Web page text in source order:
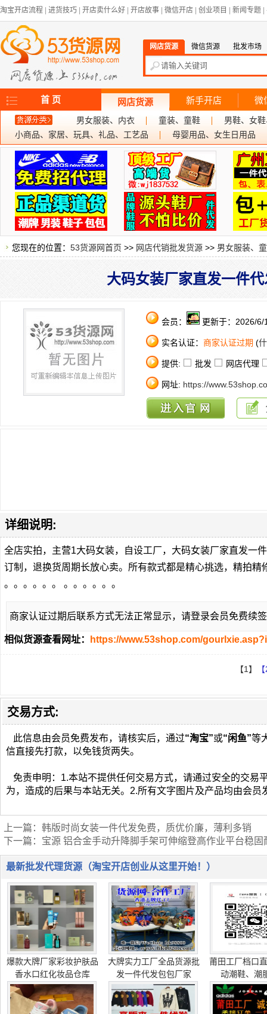
淘宝开店流程 进货技巧 开店卖什么好 开店故事 微信开店 创业项目 新闻专题
网店货源 微信货源 批发市场
首 页 网店货源 新手开店 微
男女服装、内衣 童装、童鞋
男鞋、女
小商品、家居、玩具、礼品、工艺品
母婴用品、女生日用品
您现在的位置： 53货源网首页 >> 网店代销批发货源 >> 男女服装、
大码女装厂家直发一件
会员： 更新于：2026/
实名认证： 商家认证过期 (
提供: 批发 网店代理
网址: https://
详细说明:
全店实拍，主营1大码女装，自设工厂，大码女装厂家直发一
订制，退换货周期长放心卖。所有款式都是精心挑选，精拍
。。。。。。 。。。。。。
商家认证过期后联系方式无法正常显示，请登录会员免费续
相似货源查看网址： https://www.53shop.com/
【1】
交易方式:
此信息由会员免费发布，请核实后，通过“淘宝”或“闲鱼”等
信直接先打款，以免钱货两失。
免责申明：1.本站不提供任何交易方式，请通过安全的交易
为，造成的后果与本站无关。2.所有文字图片及产品均由会
上一篇： 韩版时尚女装一件代发免费，质优价廉，薄利多销
下一篇： 宝源 铝合金手动升降脚手架可伸缩登高作业平台稳固
最新批发代理货源（淘宝开店创业从这里开始！）
爆款大牌厂家彩妆护肤品
香水口红化妆品仓库
大牌实力工厂全品货源批
发一件代发包包厂家
莆田工厂档口
动潮鞋、潮